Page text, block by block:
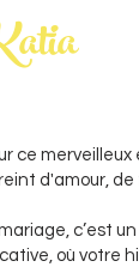
ce
d'amour, de
c’est
où votre